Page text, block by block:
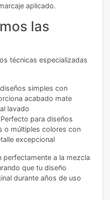
aplicado.
las
técnicas especializadas
simples con
acabado mate
lavado
Perfecto para diseños
o múltiples colores con
excepcional
perfectamente a la mezcla
que tu diseño
durante años de uso